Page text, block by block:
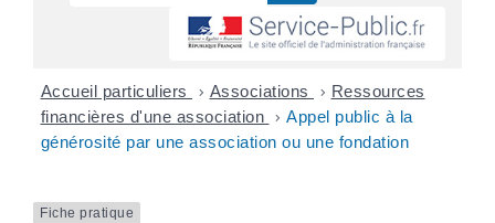
Accueil particuliers > Associations > Ressources
financières d'une association > Appel public à la
générosité par une association ou une fondation
Fiche pratique